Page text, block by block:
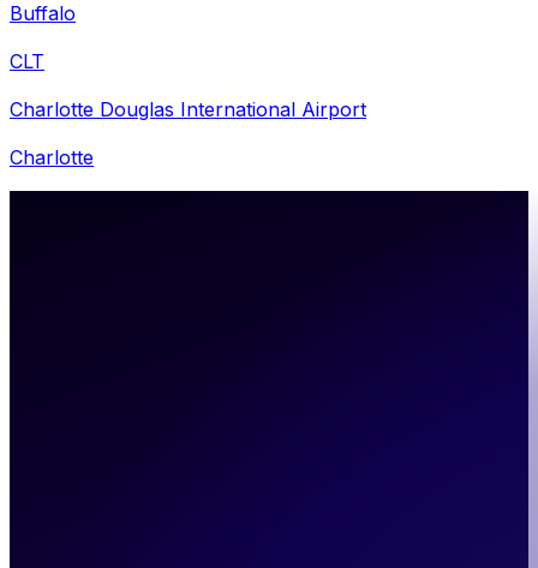
Buffalo
CLT
Charlotte Douglas International Airport
Charlotte